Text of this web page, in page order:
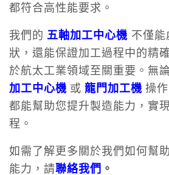
都符合高性能要求。
我們的 五軸加工中心機 不僅
狀，還能保證加工過程中的精
於航太工業領域至關重要。無
加工中心機 或 龍門加工機 操
都能幫助您提升製造能力，實
程。
如需了解更多關於我們如何幫
能力，請聯絡我們 。